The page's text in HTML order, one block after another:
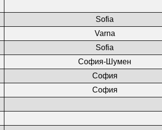
Sofia
Varna
Sofia
София-Шумен
София
София